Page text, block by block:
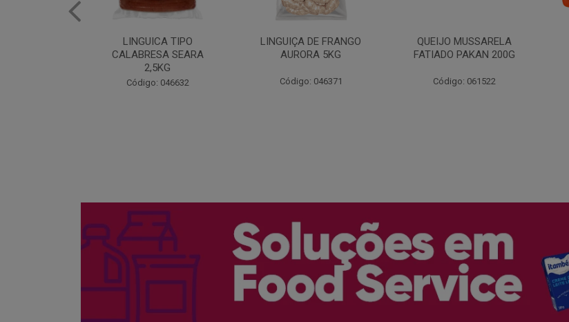
LINGUIÇA DE FRANGO
AURORA 5KG
Código: 046371
QUEIJO MUSSARELA
FATIADO PAKAN 200G
Código: 061522
BANDEJA COXA DE
FRANGO CONG
Código: 066530